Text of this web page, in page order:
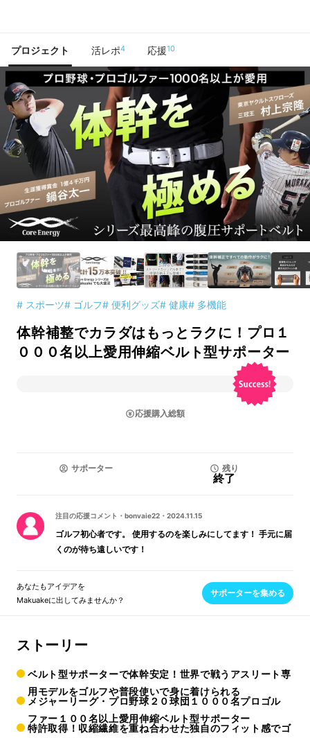
プロジェクト 活レポ4 応援10
# スポーツ# ゴルフ# 便利グッズ# 健康# 多機能
体幹補整でカラダはもっとラクに！プロ１
０００名以上愛用伸縮ベルト型サポーター
応援購入総額
サポーター 残り
終了
注目の応援コメント ・ bonvaie22 ・ 2024.11.15
ゴルフ初心者です。 使用するのを楽しみにしてます！ 手元に届
くのが待ち遠しいです！
あなたもアイデアを
Makuakeに出してみませんか？
サポーターを集める
ストーリー
ベルト型サポーターで体幹安定！世界で戦うアスリート専
用モデルをゴルフや普段使いで身に着けられる
メジャーリーグ・プロ野球２０球団１０００名プロゴル
ファー１００名以上愛用伸縮ベルト型サポーター
特許取得！収縮繊維を重ね合わせた独自のフィット感でゴ